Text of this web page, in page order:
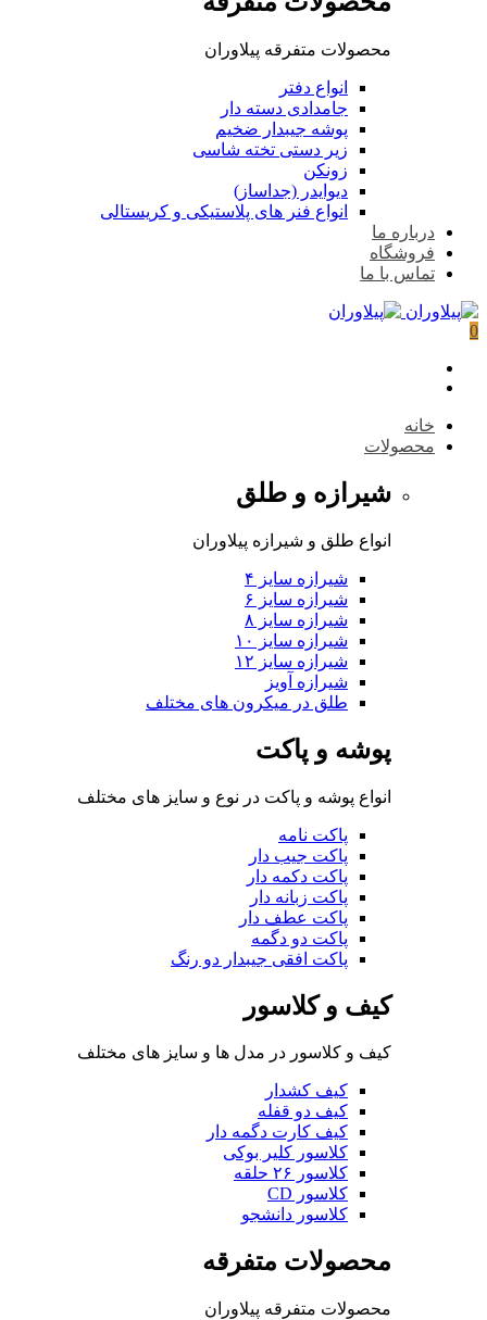
محصولات متفرقه پیلاوران
انواع دفتر
جامدادی دسته دار
پوشه جیبدار ضخیم
زیر دستی تخته شاسی
زونکن
دیوایدر (جداساز)
انواع فنر های پلاستیکی و کریستالی
درباره ما
فروشگاه
تماس با ما
0
خانه
محصولات
شیرازه و طلق
انواع طلق و شیرازه پیلاوران
شیرازه سایز ۴
شیرازه سایز ۶
شیرازه سایز ۸
شیرازه سایز ۱۰
شیرازه سایز ۱۲
شیرازه آویز
طلق در میکرون های مختلف
پوشه و پاکت
انواع پوشه و پاکت در نوع و سایز های مختلف
پاکت نامه
پاکت جیب دار
پاکت دکمه دار
پاکت زبانه دار
پاکت عطف دار
پاکت دو دگمه
پاکت افقی جیبدار دو رنگ
کیف و کلاسور
کیف و کلاسور در مدل ها و سایز های مختلف
کیف کشدار
کیف دو قفله
کیف کارت دگمه دار
کلاسور کلیر بوکی
کلاسور ۲۶ حلقه
کلاسور CD
کلاسور دانشجو
محصولات متفرقه
محصولات متفرقه پیلاوران